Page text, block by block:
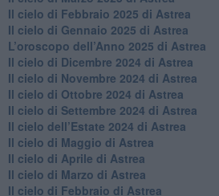
​Il cielo di Febbraio 2025 di Astrea
Il cielo di Gennaio 2025 di Astrea
​L’oroscopo dell’Anno 2025 di Astrea
​Il cielo di Dicembre 2024 di Astrea
Il cielo di Novembre 2024 di Astrea
​Il cielo di Ottobre 2024 di Astrea
​Il cielo di Settembre 2024 di Astrea
Il cielo dell’Estate 2024 di Astrea
Il cielo di Maggio di Astrea
Il cielo di Aprile di Astrea
​Il cielo di Marzo di Astrea
​Il cielo di Febbraio di Astrea